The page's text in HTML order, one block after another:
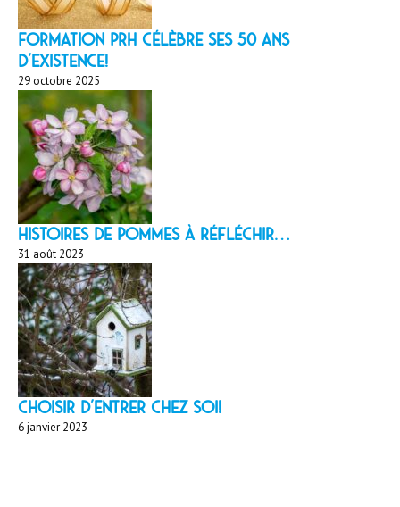
Formation PRH célèbre ses 50 ans
d’existence!
29 octobre 2025
HISTOIRES DE POMMES À réfléchir…
31 août 2023
Choisir d'entrer chez soi!
6 janvier 2023